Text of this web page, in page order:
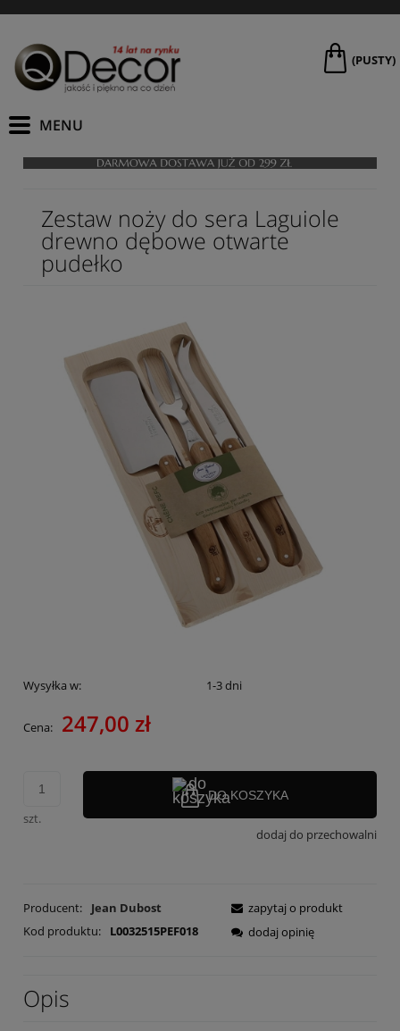
(PUSTY)
Zestaw noży do sera Laguiole
drewno dębowe otwarte
pudełko
Wysyłka w: 1-3 dni
Cena: 247,00 zł
szt.
DO KOSZYKA
dodaj do przechowalni
Producent:
Jean Dubost
Kod produktu:
L0032515PEF018
zapytaj o produkt
dodaj opinię
Opis